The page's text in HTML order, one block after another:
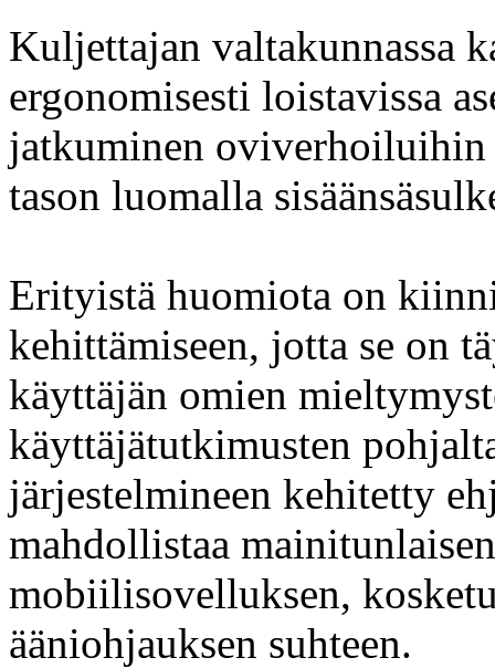
Kuljettajan valtakunnassa
ergonomisesti loistavissa
jatkuminen oviverhoiluihin
tason luomalla
Erityistä huomiota on
kehittämiseen, jotta se on
käyttäjän omien
käyttäjätutkimusten
järjestelmineen kehitetty
mahdollistaa
mobiilisovelluksen,
ääniohjauksen suhteen.